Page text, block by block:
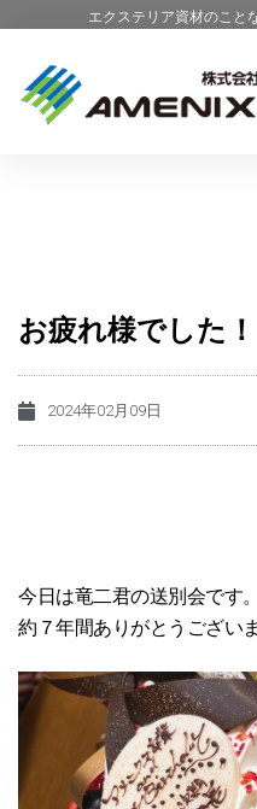
エクステリア資材のこと
お疲れ様でした！
2024年02月09日
今日は竜二君の送別会です。
約７年間ありがとうござい